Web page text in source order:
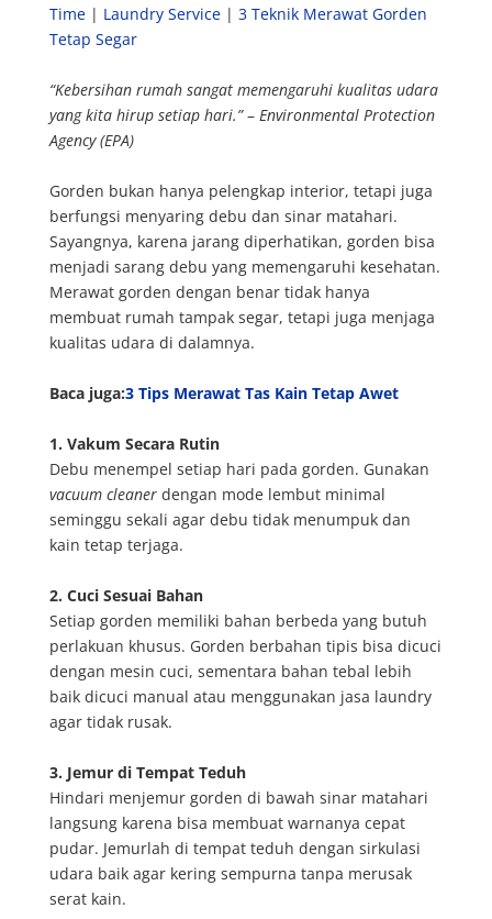
Time| Laundry Service| 3 Teknik Merawat Gorden
Tetap Segar
“Kebersihan rumah sangat memengaruhi kualitas udara
yang kita hirup setiap hari.”– Environmental Protection
Agency (EPA)
Gorden bukan hanya pelengkap interior, tetapi juga
berfungsi menyaring debu dan sinar matahari.
Sayangnya, karena jarang diperhatikan, gorden bisa
menjadi sarang debu yang memengaruhi kesehatan.
Merawat gorden dengan benar tidak hanya
membuat rumah tampak segar, tetapi juga menjaga
kualitas udara di dalamnya.
Baca juga:3 Tips Merawat Tas Kain Tetap Awet
1. Vakum Secara Rutin
Debu menempel setiap hari pada gorden. Gunakan
vacuum cleanerdengan mode lembut minimal
seminggu sekali agar debu tidak menumpuk dan
kain tetap terjaga.
2. Cuci Sesuai Bahan
Setiap gorden memiliki bahan berbeda yang butuh
perlakuan khusus. Gorden berbahan tipis bisa dicuci
dengan mesin cuci, sementara bahan tebal lebih
baik dicuci manual atau menggunakan jasa laundry
agar tidak rusak.
3. Jemur di Tempat Teduh
Hindari menjemur gorden di bawah sinar matahari
langsung karena bisa membuat warnanya cepat
pudar. Jemurlah di tempat teduh dengan sirkulasi
udara baik agar kering sempurna tanpa merusak
serat kain.